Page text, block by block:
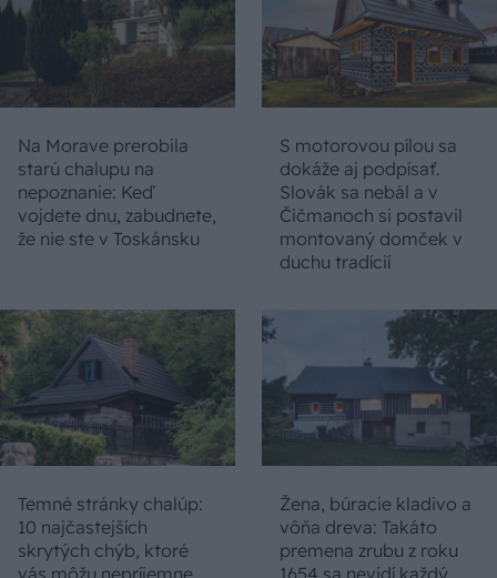
Na Morave prerobila
starú chalupu na
nepoznanie: Keď
vojdete dnu, zabudnete,
že nie ste v Toskánsku
S motorovou pílou sa
dokáže aj podpísať.
Slovák sa nebál a v
Čičmanoch si postavil
montovaný domček v
duchu tradícií
Temné stránky chalúp:
10 najčastejších
skrytých chýb, ktoré
Žena, búracie kladivo a
vôňa dreva: Takáto
premena zrubu z roku